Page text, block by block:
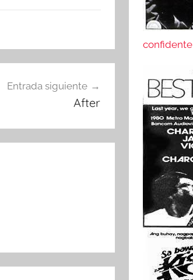
Entrada siguiente
After
confidente